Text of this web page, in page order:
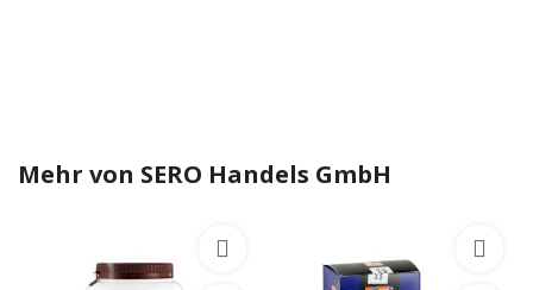
Mehr von SERO Handels GmbH